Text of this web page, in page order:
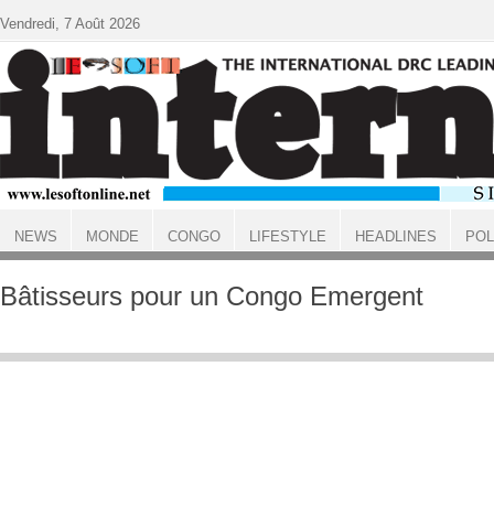
ACCUEIL
Bâtisseurs pour un Congo Emergent
Vendredi, 7 Août 2026
NEWS MONDE CONGO LIFESTYLE HEADLINES